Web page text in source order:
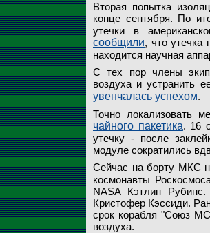
Вторая попытка
конце сентября. По
утечки в
сообщили, что утечка
находится научная
С тех пор члены
воздуха и устранить
увенчалась успехом.
Точно локализовать
чайного пакетика. 16
утечку - после
модуле сократились
Сейчас на борту МКС
космонавты
NASA Кэтлин
Кристофер Кэссиди.
срок корабля "Союз
воздуха.